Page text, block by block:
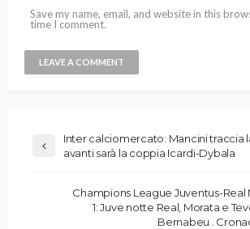
Save my name, email, and website in this
time I comment.
Inter calciomercato: Mancini traccia
avanti sarà la coppia Icardi-Dybala
Champions League Juventus-Real
1: Juve notte Real, Morata e
Bernabeu .